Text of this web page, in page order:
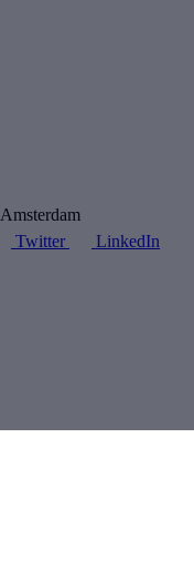
Amsterdam
Twitter LinkedIn